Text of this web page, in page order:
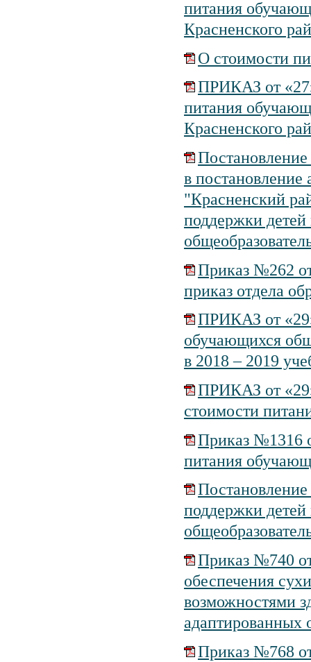
питания
Красненского
О стоимости
ПРИКАЗ от
питания
Красненского
в
"Красненский
поддержки
Приказ №262
приказ отдела
ПРИКАЗ от
обучающихся
в 2018 – 2019
ПРИКАЗ от
стоимости
Приказ №1316
питания
поддержки
Приказ №740
обеспечения
возможностями
адаптированных
Приказ №768